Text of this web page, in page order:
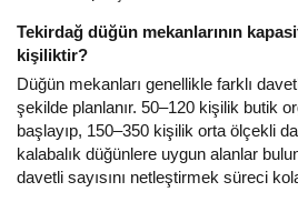
Tekirdağ düğün mekanlarının
kişiliktir?
Düğün mekanları genellikle farklı
şekilde planlanır. 50–120 kişilik butik
başlayıp, 150–350 kişilik orta ölçekli
kalabalık düğünlere uygun alanlar
davetli sayısını netleştirmek süreci